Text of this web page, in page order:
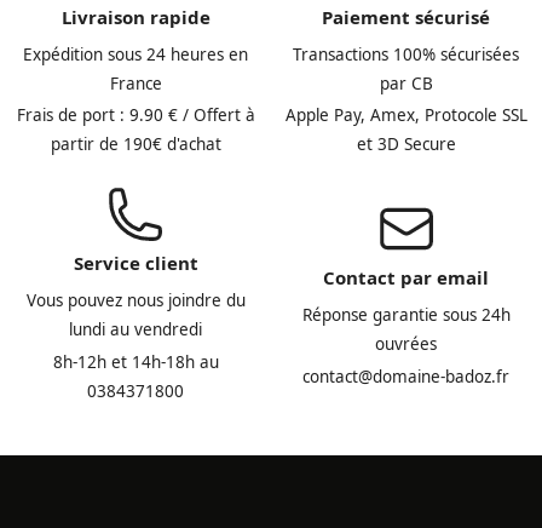
Livraison rapide
Expédition sous 24 heures en
France
Frais de port : 9.90 € / Offert à
partir de 190€ d'achat
Paiement sécurisé
Transactions 100% sécurisées
par CB
Apple Pay, Amex, Protocole SSL
et 3D Secure
Service client
Vous pouvez nous joindre du
lundi au vendredi
8h-12h et 14h-18h au
0384371800
Contact par email
Réponse garantie sous 24h
ouvrées
contact@domaine-badoz.fr